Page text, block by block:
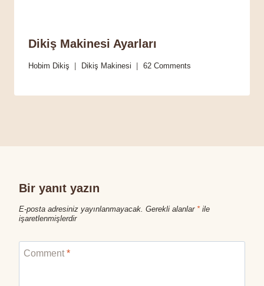
Dikiş Makinesi Ayarları
Hobim Dikiş Dikiş Makinesi 62 Comments
Bir yanıt yazın
E-posta adresiniz yayınlanmayacak. Gerekli alanlar *ile
işaretlenmişlerdir
Comment *